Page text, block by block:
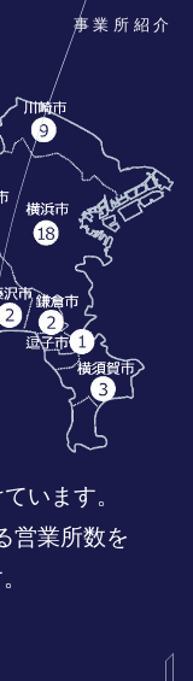
事業所紹介
います。
営業所数を